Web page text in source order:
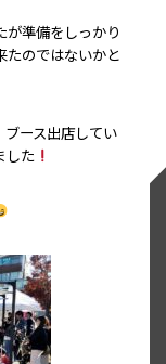
が準備をしっかり
たのではないかと
ース出店してい
した